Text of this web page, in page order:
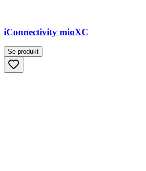
iConnectivity mioXC
Se produkt